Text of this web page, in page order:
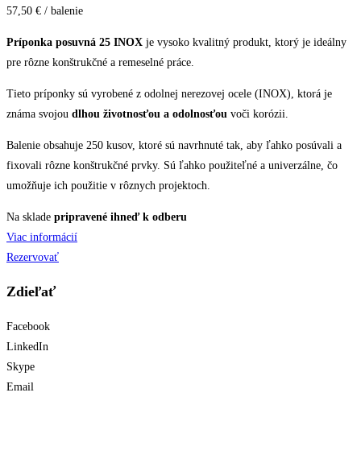
57,50 € / balenie
Príponka posuvná 25 INOX je vysoko kvalitný produkt, ktorý je ideálny
pre rôzne konštrukčné a remeselné práce.
Tieto príponky sú vyrobené z odolnej nerezovej ocele (INOX), ktorá je
známa svojou dlhou životnosťou a odolnosťou voči korózii.
Balenie obsahuje 250 kusov, ktoré sú navrhnuté tak, aby ľahko posúvali a
fixovali rôzne konštrukčné prvky. Sú ľahko použiteľné a univerzálne, čo
umožňuje ich použitie v rôznych projektoch.
Na sklade pripravené ihneď k odberu
Viac informácií
Rezervovať
Zdieľať
Facebook
LinkedIn
Skype
Email